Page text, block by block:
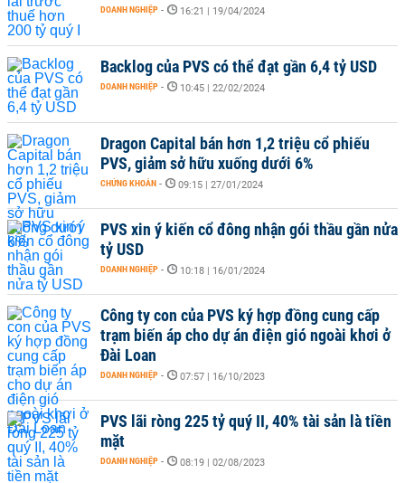
DOANH NGHIỆP - 16:21 | 19/04/2024
Backlog của PVS có thể đạt gần 6,4 tỷ USD
DOANH NGHIỆP - 10:45 | 22/02/2024
Dragon Capital bán hơn 1,2 triệu cổ phiếu
PVS, giảm sở hữu xuống dưới 6%
CHỨNG KHOÁN - 09:15 | 27/01/2024
PVS xin ý kiến cổ đông nhận gói thầu gần nửa
tỷ USD
DOANH NGHIỆP - 10:18 | 16/01/2024
Công ty con của PVS ký hợp đồng cung cấp
trạm biến áp cho dự án điện gió ngoài khơi ở
Đài Loan
DOANH NGHIỆP - 07:57 | 16/10/2023
PVS lãi ròng 225 tỷ quý II, 40% tài sản là tiền
mặt
DOANH NGHIỆP - 08:19 | 02/08/2023